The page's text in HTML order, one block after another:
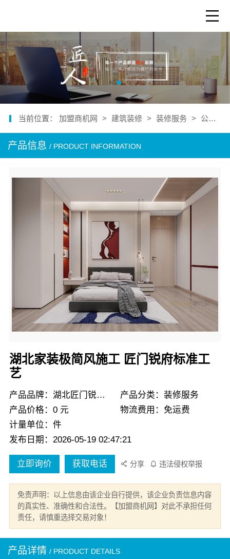
当前位置： 加盟商机网 > 建筑装修 > 装修服务 > 公司产品
产品信息 / PRODUCT INFORMATION
湖北家装极简风施工 匠门锐府标准工
艺
产品品牌：湖北匠门锐府装饰
产品分类：装修服务
产品价格：0 元
物流费用：免运费
计量单位：件
发布日期：2026-05-19 02:47:21
立即询价 获取电话 分享 违法侵权举报
免责声明：以上信息由该企业自行提供，该企业负责信息内容
的真实性、准确性和合法性。【加盟商机网】对此不承担任何
责任，请慎重选择交易对象！
产品详情 / PRODUCT DETAILS